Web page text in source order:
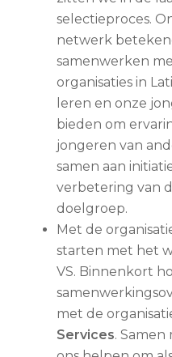
selectieproces.
netwerk
samenwerken
organisaties in
leren en onze
bieden om
jongeren van
samen aan
verbetering van
doelgroep.
Met de
starten met het
VS. Binnenkort
met de
Services. Samen